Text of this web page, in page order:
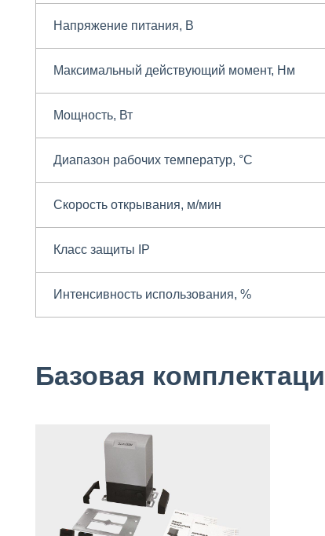
Напряжение питания, В
Максимальный действующий момент, Нм
Мощность, Вт
Диапазон рабочих температур, °С
Скорость открывания, м/мин
Класс защиты IP
Интенсивность использования, %
Базовая